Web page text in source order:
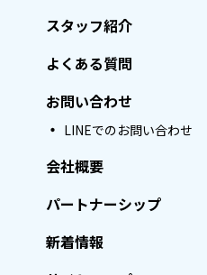
スタッフ紹介
よくある質問
お問い合わせ
LINEでのお問い合わせ
会社概要
パートナーシップ
新着情報